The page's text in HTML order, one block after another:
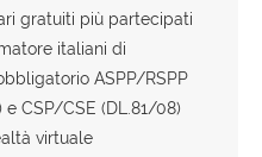
gratuiti più partecipati
italiani di
ASPP/RSPP
e CSP/CSE (DL.81/08)
virtuale